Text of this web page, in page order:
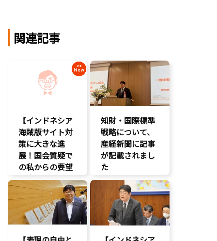
関連記事
【インドネシア
海賊版サイト対
策に大きな進
展！国会質疑で
の私からの要望
に応え、三谷法
務副大臣がイン
ドネシア法務副
大臣に運営……
知財・国際標準
戦略について、
産経新聞に記事
が記載されまし
た
報道記事
知的財産
著作権